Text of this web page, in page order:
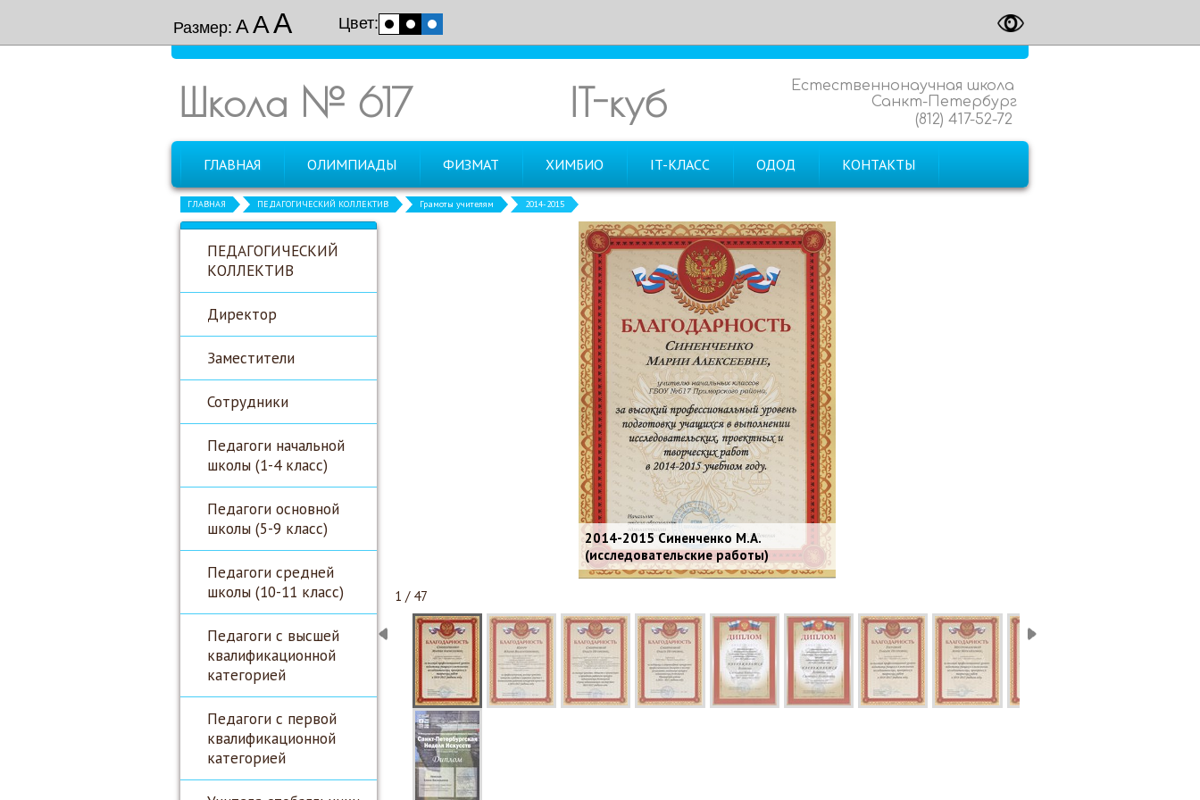
Размер: ААА Цвет:
Школа № 617
Естественнонаучная школа
Санкт-Петербург
(812) 417-52-72
IT-куб
ГЛАВНАЯ ОЛИМПИАДЫ ФИЗМАТ ХИМБИО IT-КЛАСС ОДОД КОНТАКТЫ
ГЛАВНАЯ ПЕДАГОГИЧЕСКИЙ КОЛЛЕКТИВ Грамоты учителям 2014-2015
ПЕДАГОГИЧЕСКИЙ
КОЛЛЕКТИВ
Директор
Заместители
Сотрудники
Педагоги начальной
школы (1-4 класс)
Педагоги основной
школы (5-9 класс)
Педагоги средней
школы (10-11 класс)
Педагоги с высшей
квалификационной
категорией
Педагоги с первой
квалификационной
категорией
2014-2015 Синенченко М.А.
(исследовательские работы)
1 / 47